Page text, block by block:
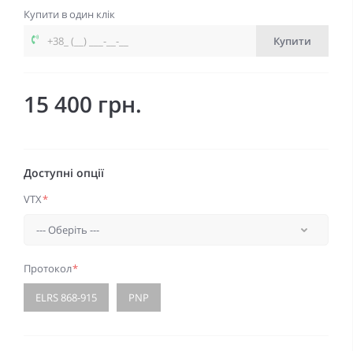
Купити в один клік
Купити
15 400 грн.
Доступні опції
VTX*
Протокол*
ELRS 868-915 PNP